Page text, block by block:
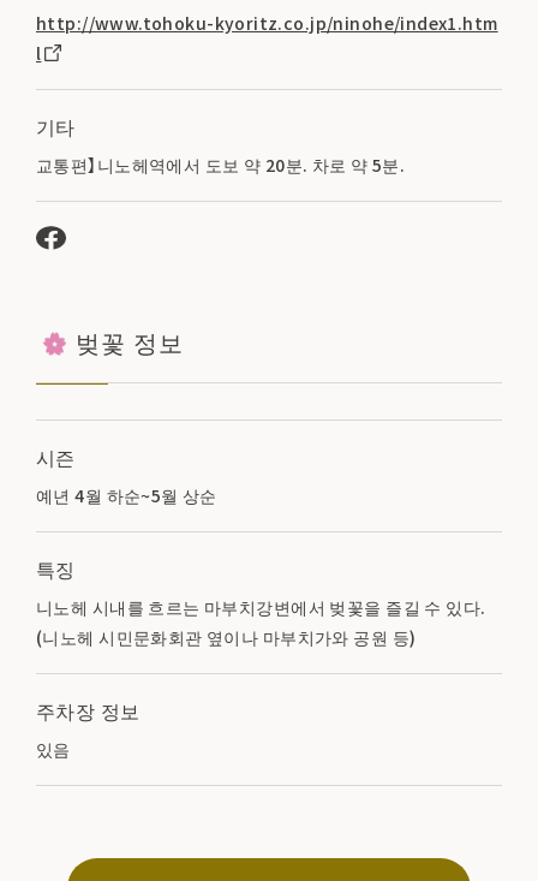
http://www.tohoku-kyoritz.co.jp/ninohe/index1.htm
l
기타
교통편】니노헤역에서 도보 약 20분. 차로 약 5분.
벚꽃 정보
시즌
예년 4월 하순~5월 상순
특징
니노헤 시내를 흐르는 마부치강변에서 벚꽃을 즐길 수 있다.
(니노헤 시민문화회관 옆이나 마부치가와 공원 등)
주차장 정보
있음